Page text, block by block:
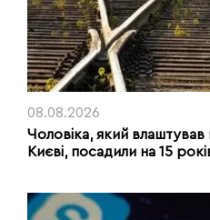
08.08.2026
Чоловіка, який влаштував
Києві, посадили на 15